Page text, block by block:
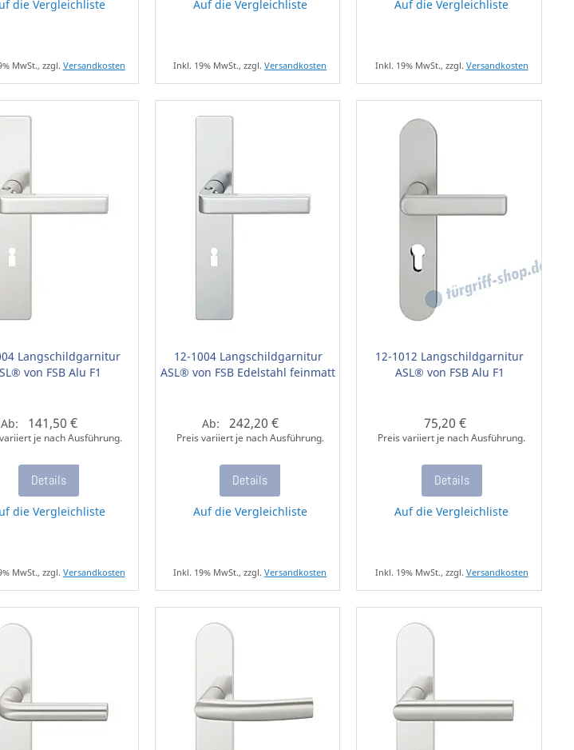
die Vergleichliste
MwSt., zzgl. Versandkosten
Auf die Vergleichliste
Inkl. 19% MwSt., zzgl.Versandkosten
Auf die Vergleichliste
Inkl. 19% MwSt., zzgl. Versandkosten
Langschildgarnitur
von FSB Alu F1
Ab: 141,50 €
je nach Ausführung.
Details
die Vergleichliste
MwSt., zzgl. Versandkosten
12-1004 Langschildgarnitur
ASL® von FSB Edelstahl feinmatt
Ab: 242,20 €
Preis variiert je nach Ausführung.
Details
Auf die Vergleichliste
Inkl. 19% MwSt., zzgl.Versandkosten
12-1012 Langschildgarnitur
ASL® von FSB Alu F1
75,20 €
Preis variiert je nach Ausführung.
Details
Auf die Vergleichliste
Inkl. 19% MwSt., zzgl. Versandkosten